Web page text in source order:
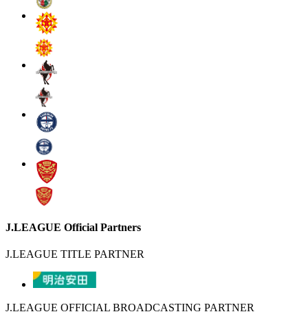
J.LEAGUE Official Partners
J.LEAGUE TITLE PARTNER
J.LEAGUE OFFICIAL BROADCASTING PARTNER